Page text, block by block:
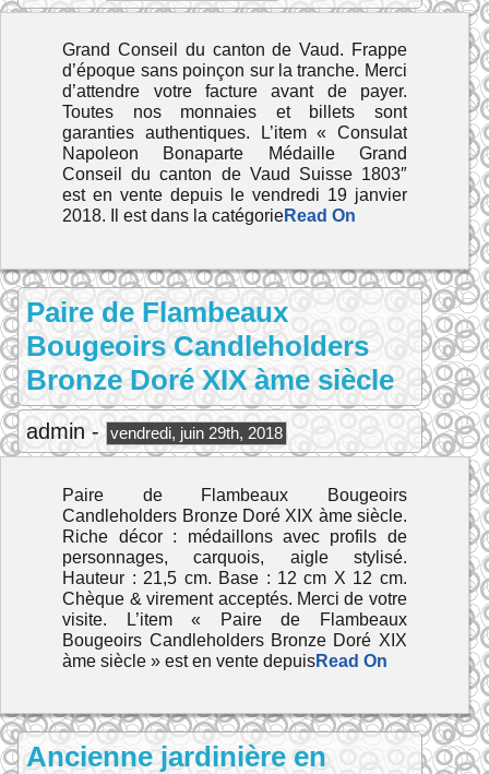
Grand Conseil du canton de Vaud. Frappe
d’époque sans poinçon sur la tranche. Merci
d’attendre votre facture avant de payer.
Toutes nos monnaies et billets sont
garanties authentiques. L’item « Consulat
Napoleon Bonaparte Médaille Grand
Conseil du canton de Vaud Suisse 1803″
est en vente depuis le vendredi 19 janvier
2018. Il est dans la catégorieRead On
Paire de Flambeaux
Bougeoirs Candleholders
Bronze Doré XIX àme siècle
admin - vendredi, juin 29th, 2018
Paire de Flambeaux Bougeoirs
Candleholders Bronze Doré XIX àme siècle.
Riche décor : médaillons avec profils de
personnages, carquois, aigle stylisé.
Hauteur : 21,5 cm. Base : 12 cm X 12 cm.
Chèque & virement acceptés. Merci de votre
visite. L’item « Paire de Flambeaux
Bougeoirs Candleholders Bronze Doré XIX
àme siècle » est en vente depuisRead On
Ancienne jardinière en